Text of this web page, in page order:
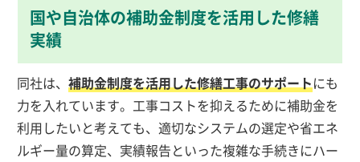
国や自治体の補助金制度を活用した修繕
実績
同社は、補助金制度を活用した修繕工事のサポートにも
力を入れています。工事コストを抑えるために補助金を
利用したいと考えても、適切なシステムの選定や省エネ
ルギー量の算定、実績報告といった複雑な手続きにハー